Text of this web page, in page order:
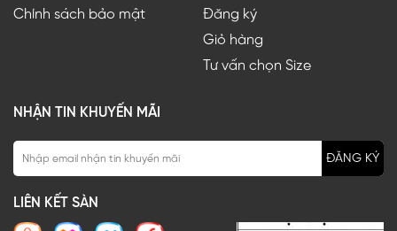
Chính sách bảo mật
Đăng ký
Giỏ hàng
Tư vấn chọn Size
NHẬN TIN KHUYẾN MÃI
ĐĂNG KÝ
LIÊN KẾT SÀN